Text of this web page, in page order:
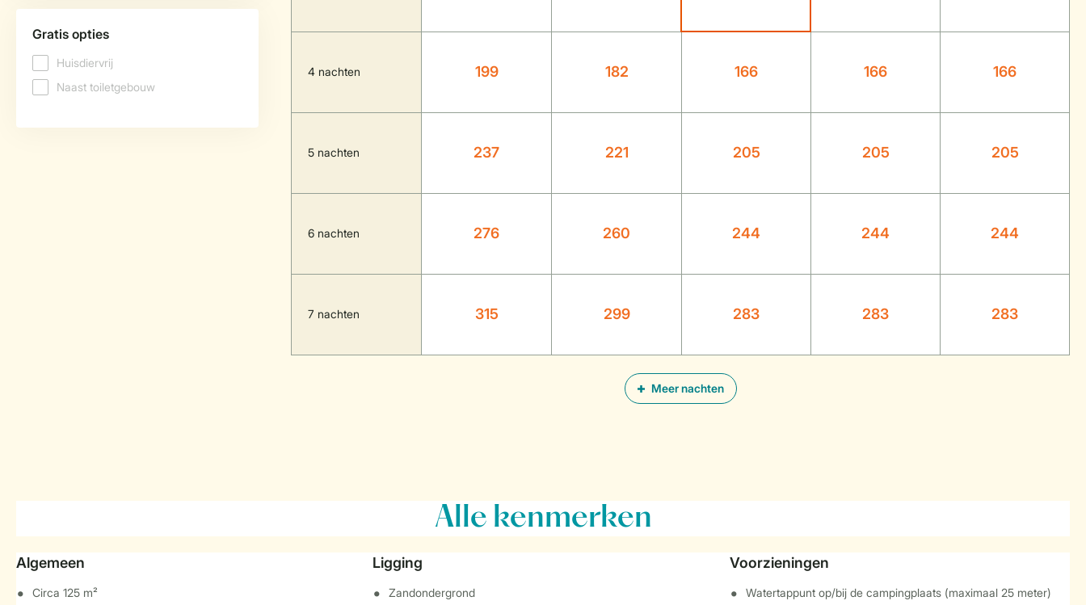
Meer nachten
4 nachten 199 182 166 166 166
5 nachten 237 221 205 205 205
6 nachten 276 260 244 244 244
7 nachten 315 299 283 283 283
Alle kenmerken
Algemeen
Circa 125 m²
Ligging
Zandondergrond
Voorzieningen
Watertappunt op/bij de campingplaats (maximaal 25 meter)